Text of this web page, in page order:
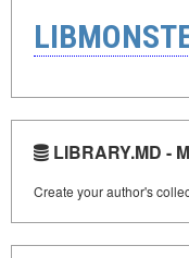
LIBRARY.MD -
Create your author's